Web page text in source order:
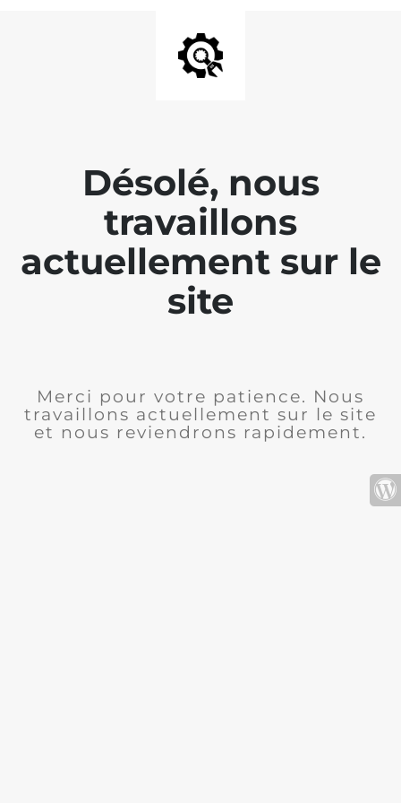
Désolé, nous
travaillons
actuellement sur le
site
Merci pour votre patience. Nous
travaillons actuellement sur le site
et nous reviendrons rapidement.